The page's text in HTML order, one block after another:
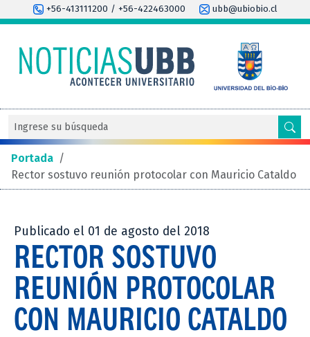
+56-413111200 / +56-422463000 ubb@ubiobio.cl
Portada /
Rector sostuvo reunión protocolar con Mauricio Cataldo
Publicado el 01 de agosto del 2018
RECTOR SOSTUVO
REUNIÓN PROTOCOLAR
CON MAURICIO CATALDO